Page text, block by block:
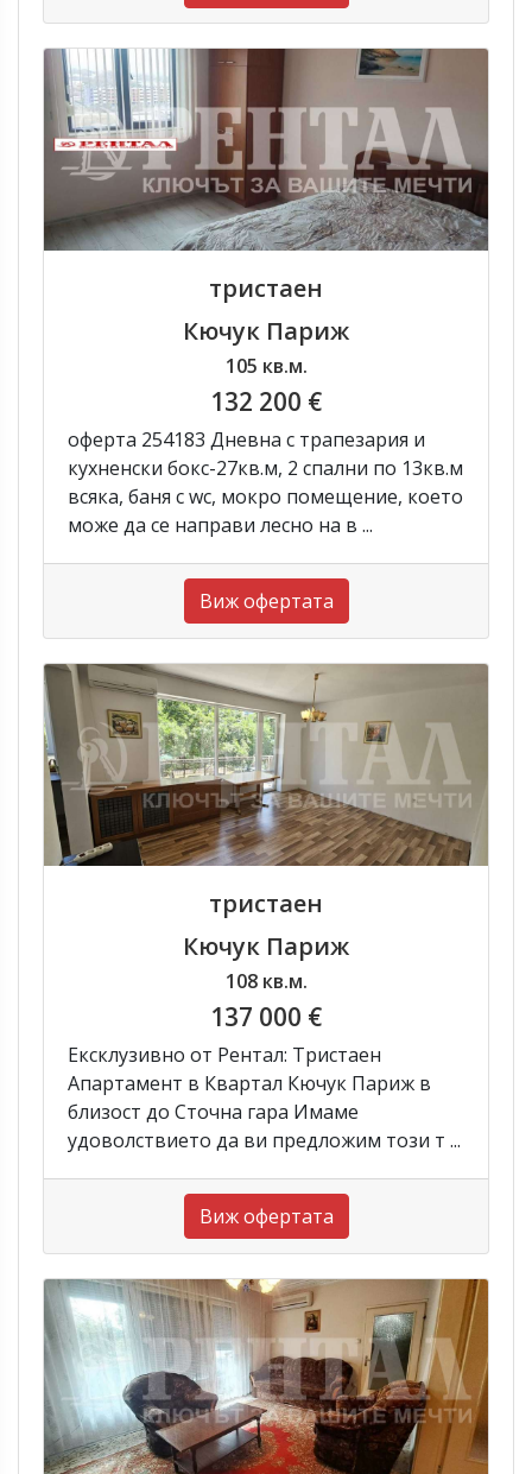
тристаен
Кючук Париж
105 кв.м.
132 200 €
оферта 254183 Дневна с трапезария и
кухненски бокс-27кв.м, 2 спални по 13кв.м
всяка, баня с wc, мокро помещение, което
може да се направи лесно на в ...
Виж офертата
тристаен
Кючук Париж
108 кв.м.
137 000 €
Ексклузивно от Рентал: Тристаен
Апартамент в Квартал Кючук Париж в
близост до Сточна гара Имаме
удоволствието да ви предложим този т ...
Виж офертата